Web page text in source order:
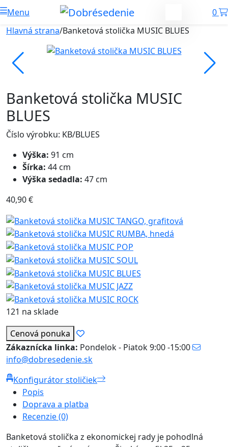
Menu
0
Hlavná strana/Banketová stolička MUSIC BLUES
Banketová stolička MUSIC
BLUES
Číslo výrobku: KB/BLUES
Výška: 91 cm
Šírka: 44 cm
Výška sedadla: 47 cm
40,90€
121 na sklade
Cenová ponuka
Zákaznícka linka: Pondelok - Piatok 9:00 -15:00
info@dobresedenie.sk
Konfigurátor stoličiek
Popis
Doprava a platba
Recenzie (0)
Banketová stolička z ekonomickej rady je pohodlná